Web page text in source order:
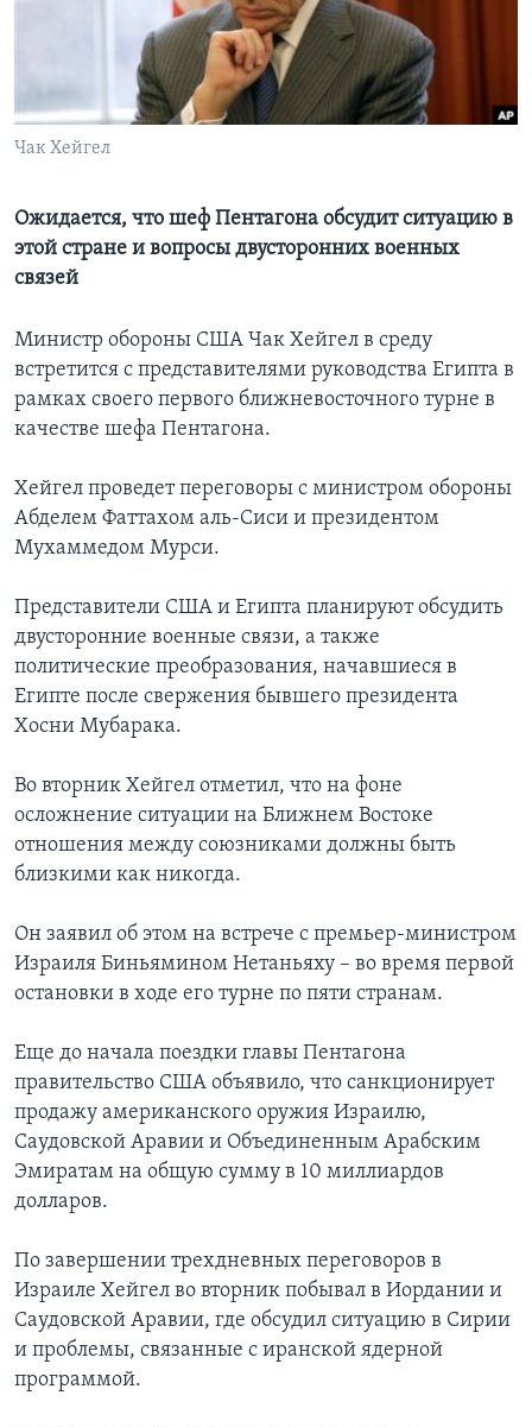
Learning English
СОЦИАЛЬНЫЕ СЕТИ
Языки
Чак Хейгел
Ожидается, что шеф Пентагона обсудит ситуацию в
этой стране и вопросы двусторонних военных
связей
Министр обороны США Чак Хейгел в среду
встретится с представителями руководства Египта в
рамках своего первого ближневосточного турне в
качестве шефа Пентагона.
Хейгел проведет переговоры с министром обороны
Абделем Фаттахом аль-Сиси и президентом
Мухаммедом Мурси.
Представители США и Египта планируют обсудить
двусторонние военные связи, а также
политические преобразования, начавшиеся в
Египте после свержения бывшего президента
Хосни Мубарака.
Во вторник Хейгел отметил, что на фоне
осложнение ситуации на Ближнем Востоке
отношения между союзниками должны быть
близкими как никогда.
Он заявил об этом на встрече с премьер-министром
Израиля Биньямином Нетаньяху – во время первой
остановки в ходе его турне по пяти странам.
Еще до начала поездки главы Пентагона
правительство США объявило, что санкционирует
продажу американского оружия Израилю,
Саудовской Аравии и Объединенным Арабским
Эмиратам на общую сумму в 10 миллиардов
долларов.
По завершении трехдневных переговоров в
Израиле Хейгел во вторник побывал в Иордании и
Саудовской Аравии, где обсудил ситуацию в Сирии
и проблемы, связанные с иранской ядерной
программой.